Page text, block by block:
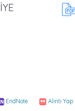
EndNote Alıntı Yap